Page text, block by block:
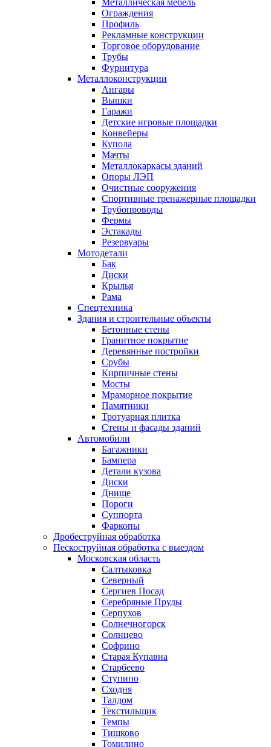
Металлическая мебель
Ограждения
Профиль
Рекламные конструкции
Торговое оборудование
Трубы
Фурнитура
Металлоконструкции
Ангары
Вышки
Гаражи
Детские игровые площадки
Конвейеры
Купола
Мачты
Металлокаркасы зданий
Опоры ЛЭП
Очистные сооружения
Спортивные тренажерные площадки
Трубопроводы
Фермы
Эстакады
Резервуары
Мотодетали
Бак
Диски
Крылья
Рама
Спецтехника
Здания и строительные объекты
Бетонные стены
Гранитное покрытие
Деревянные постройки
Срубы
Кирпичные стены
Мосты
Мраморное покрытие
Памятники
Тротуарная плитка
Стены и фасады зданий
Автомобили
Багажники
Бампера
Детали кузова
Диски
Днище
Пороги
Суппорта
Фаркопы
Дробеструйная обработка
Пескоструйная обработка с выездом
Московская область
Салтыковка
Северный
Сергиев Посад
Серебряные Пруды
Серпухов
Солнечногорск
Солнцево
Софрино
Старая Купавна
Старбеево
Ступино
Сходня
Талдом
Текстильщик
Темпы
Тишково
Томилино